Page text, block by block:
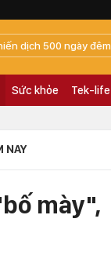
dịch 500 ngày đêm
Sức khỏe Tek-life
NAY
mày",